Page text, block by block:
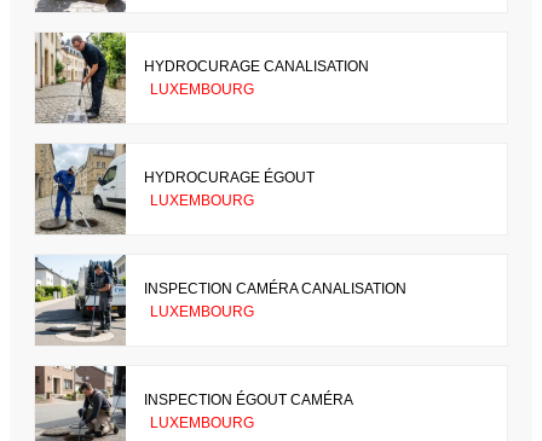
HYDROCURAGE CANALISATION
LUXEMBOURG
HYDROCURAGE ÉGOUT
LUXEMBOURG
INSPECTION CAMÉRA CANALISATION
LUXEMBOURG
INSPECTION ÉGOUT CAMÉRA
LUXEMBOURG